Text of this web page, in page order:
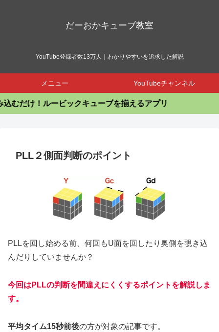
だーおかキューブ教室
YouTube登録者数13万人｜わかりやすいを追求した解説
メニュー YouTubeチャンネル
ルービックキューブを揃えるアプリ
PLL２側面判断のポイント
PLLを回し始める前、何回もU面を回したり奥側を覗き込
んだりしていませんか？
今回はPLLの判断を間違えにくくするポイントを解説しま
す。
平均タイム15秒前後の方が対象の記事です。